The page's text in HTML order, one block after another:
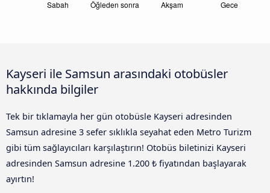
Kayseri ile Samsun arasındaki otobüsler
hakkında bilgiler
Tek bir tıklamayla her gün otobüsle Kayseri adresinden
Samsun adresine 3 sefer sıklıkla seyahat eden Metro Turizm
gibi tüm sağlayıcıları karşılaştırın! Otobüs biletinizi Kayseri
adresinden Samsun adresine 1.200 ₺ fiyatından başlayarak
ayırtın!